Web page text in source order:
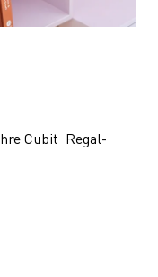
Cubit  Regal-